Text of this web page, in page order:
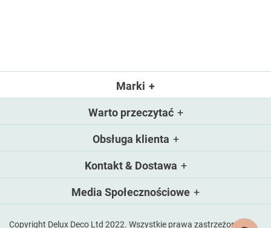
Marki
Warto przeczytać
Obsługa klienta
Kontakt & Dostawa
Media Społecznościowe
Copyright Delux Deco Ltd 2022. Wszystkie prawa zastrzeżone.